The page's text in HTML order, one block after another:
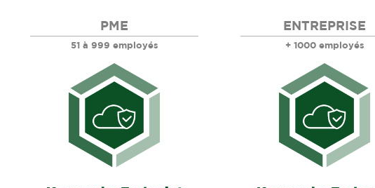
PME
51 à 999 employés
ENTREPRISE
+ 1000 employés